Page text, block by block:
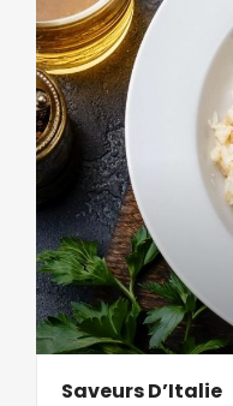
Saveurs D’Italie